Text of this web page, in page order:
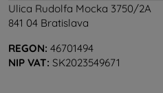
Ulica Rudolfa Mocka 3750/2A
841 04 Bratislava
REGON: 46701494
NIP VAT: SK2023549671